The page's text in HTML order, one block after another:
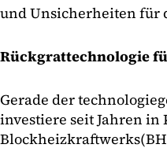
und Unsicherheiten für
Rückgrattechnologie
Gerade der
investiere seit Jahren